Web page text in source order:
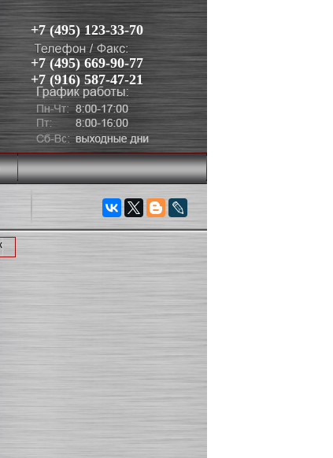
+7 (495) 123-33-70
+7 (495) 669-90-77
+7 (916) 587-47-21